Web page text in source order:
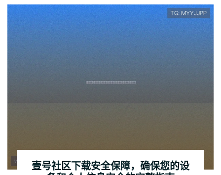
壹号社区下载安全保障，确保您的设